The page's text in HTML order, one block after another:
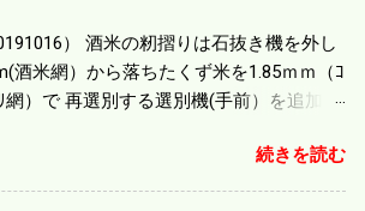
容量、籾摺りの能力などのバランスの問
今の機種で満足している。 というより買
はまだ耕作面積が少なく手が出せ 無か
ある。キャビン付きだから一度は乗って
と思う。 町内では5条刈りの100㎰で作
） 酒米の籾摺りは石抜き機を外し
酒米網）から落ちたくず米を1.85ｍｍ（ｺ
網）で 再選別する選別機(手前）を追加す
より2倍近い値段になる。 後で選別するの
手間がかかるので 一度に選別するやり方
続きを読む